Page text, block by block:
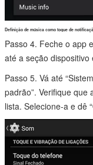
Definição de música como toque de
Passo 4. Feche o app
até a seção dispositivo
Passo 5. Vá até
padrão”. Verifique que
lista. Selecione-a e dê